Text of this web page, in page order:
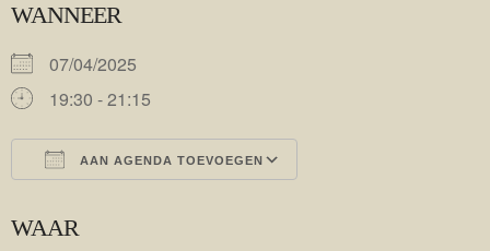
WANNEER
07/04/2025
19:30 - 21:15
AAN AGENDA TOEVOEGEN
WAAR